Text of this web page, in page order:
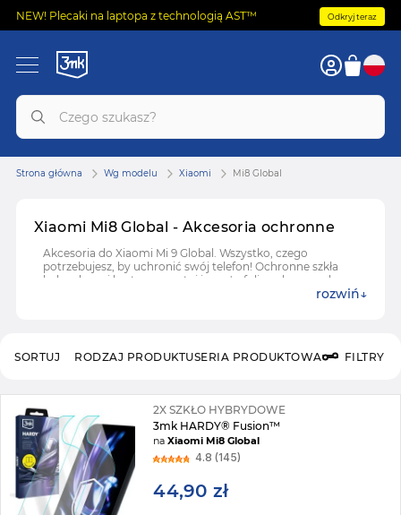
NEW! Plecaki na laptopa z technologią AST™ Odkryj teraz
Xiaomi Mi8 Global - Akcesoria ochronne
Akcesoria do Xiaomi Mi 9 Global. Wszystko, czego
potrzebujesz, by uchronić swój telefon! Ochronne szkła
hybrydowe i hartowane, etui i case'y, folie ochronne do
rozwiń
Strona główna Wg modelu Xiaomi Mi8 Global
RODZAJ PRODUKTUSERIA PRODUKTOWA FILTRY
SORTUJ
2X SZKŁO HYBRYDOWE
3mk HARDY® Fusion™
naXiaomi Mi8 Global
4.8 (145)
44,90 zł